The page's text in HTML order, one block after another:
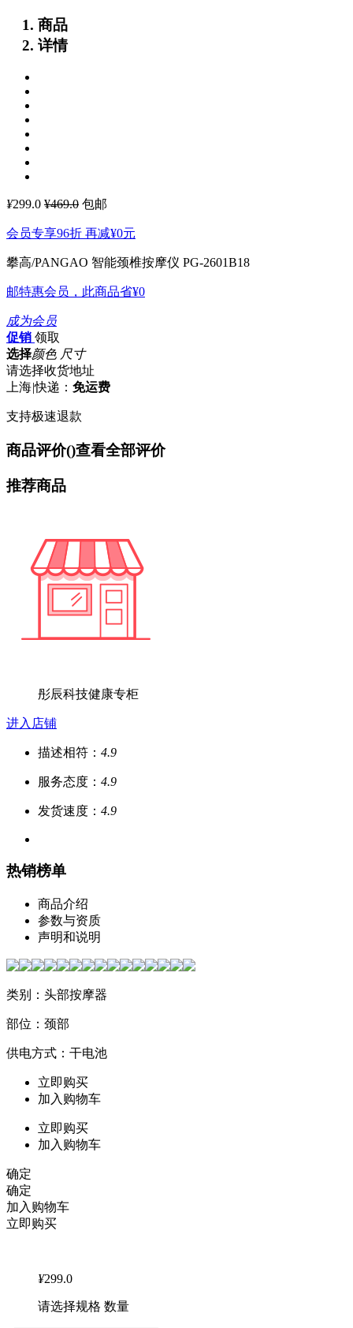
商品
详情
¥299.0 ¥469.0 包邮
会员专享96折 再减¥0元
攀高/PANGAO 智能颈椎按摩仪 PG-2601B18
邮特惠会员，此商品省¥0
成为会员
促销 领取
选择颜色 尺寸
请选择收货地址
上海|快递： 免运费
支持极速退款
商品评价()查看全部评价
推荐商品
彤辰科技健康专柜
进入店铺
描述相符： 4.9
服务态度： 4.9
发货速度： 4.9
热销榜单
商品介绍
参数与资质
声明和说明
类别：头部按摩器
部位：颈部
供电方式：干电池
立即购买
加入购物车
立即购买
加入购物车
确定
确定
加入购物车
立即购买
¥299.0
请选择规格 数量